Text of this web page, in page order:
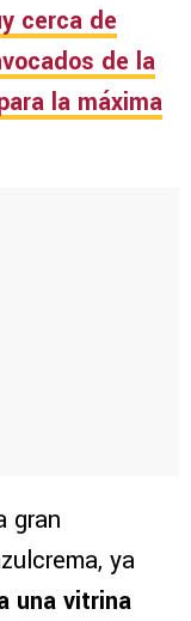
cerca de
de la
la máxima
gran
ya
una vitrina